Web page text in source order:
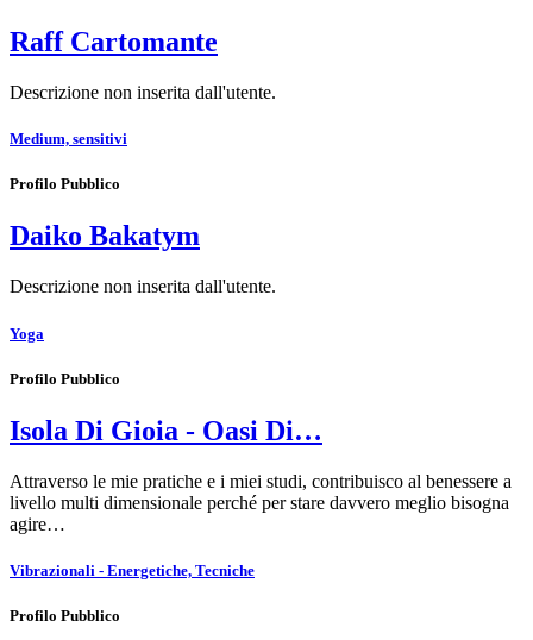
Raff Cartomante
Descrizione non inserita dall'utente.
Medium, sensitivi
Profilo Pubblico
Daiko Bakatym
Descrizione non inserita dall'utente.
Yoga
Profilo Pubblico
Isola Di Gioia - Oasi Di…
Attraverso le mie pratiche e i miei studi, contribuisco al benessere a
livello multi dimensionale perché per stare davvero meglio bisogna
agire…
Vibrazionali - Energetiche, Tecniche
Profilo Pubblico